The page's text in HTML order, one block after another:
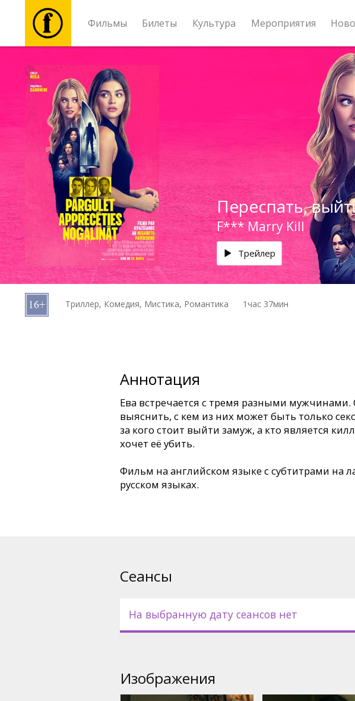
Фильмы Билеты Культура Мероприятия
Фильмы
Билеты
Культура
Мероприятия
Новости
Подарки
Кинозакуски
B2B
Переспать,
F*** Marry Kill
Трейлер
Триллер, Комедия, Мистика, Романтика 1час 37мин
Аннотация
Ева встречается с тремя разными мужчинами.
выяснить, с кем из них может быть только
за кого стоит выйти замуж, а кто является
хочет её убить.
Фильм на английском языке с субтитрами на
русском языках.
Сеансы
На выбранную дату сеансов нет
Изображения